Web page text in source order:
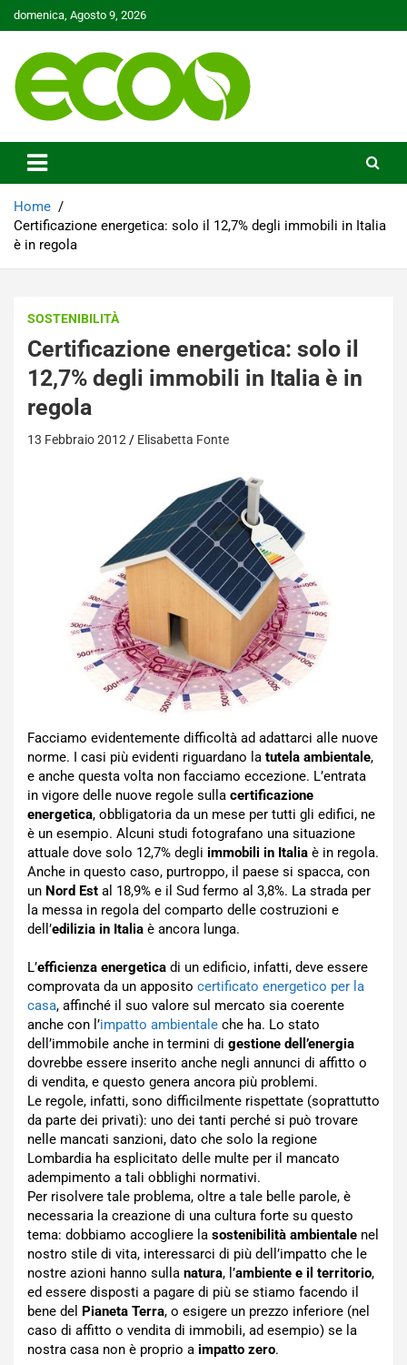
Skip
to
domenica, Agosto 9, 2026
Ecoo.it
Home
Certificazione energetica: solo il 12,7% degli immobili in Italia
è in regola
SOSTENIBILITÀ
Certificazione energetica: solo il
12,7% degli immobili in Italia è in
regola
13 Febbraio 2012 Elisabetta Fonte
Facciamo evidentemente difficoltà ad adattarci alle nuove
norme. I casi più evidenti riguardano la tutela ambientale,
e anche questa volta non facciamo eccezione. L’entrata
in vigore delle nuove regole sulla certificazione
energetica, obbligatoria da un mese per tutti gli edifici, ne
è un esempio. Alcuni studi fotografano una situazione
attuale dove solo 12,7% degli immobili in Italia è in regola.
Anche in questo caso, purtroppo, il paese si spacca, con
un Nord Est al 18,9% e il Sud fermo al 3,8%. La strada per
la messa in regola del comparto delle costruzioni e
dell’edilizia in Italia è ancora lunga.
L’efficienza energetica di un edificio, infatti, deve essere
comprovata da un apposito certificato energetico per la
casa, affinché il suo valore sul mercato sia coerente
anche con l’impatto ambientale che ha. Lo stato
dell’immobile anche in termini di gestione dell’energia
dovrebbe essere inserito anche negli annunci di affitto o
di vendita, e questo genera ancora più problemi.
Le regole, infatti, sono difficilmente rispettate (soprattutto
da parte dei privati): uno dei tanti perché si può trovare
nelle mancati sanzioni, dato che solo la regione
Lombardia ha esplicitato delle multe per il mancato
adempimento a tali obblighi normativi.
Per risolvere tale problema, oltre a tale belle parole, è
necessaria la creazione di una cultura forte su questo
tema: dobbiamo accogliere la sostenibilità ambientale nel
nostro stile di vita, interessarci di più dell’impatto che le
nostre azioni hanno sulla natura, l’ambiente e il territorio,
ed essere disposti a pagare di più se stiamo facendo il
bene del Pianeta Terra, o esigere un prezzo inferiore (nel
caso di affitto o vendita di immobili, ad esempio) se la
nostra casa non è proprio a impatto zero.